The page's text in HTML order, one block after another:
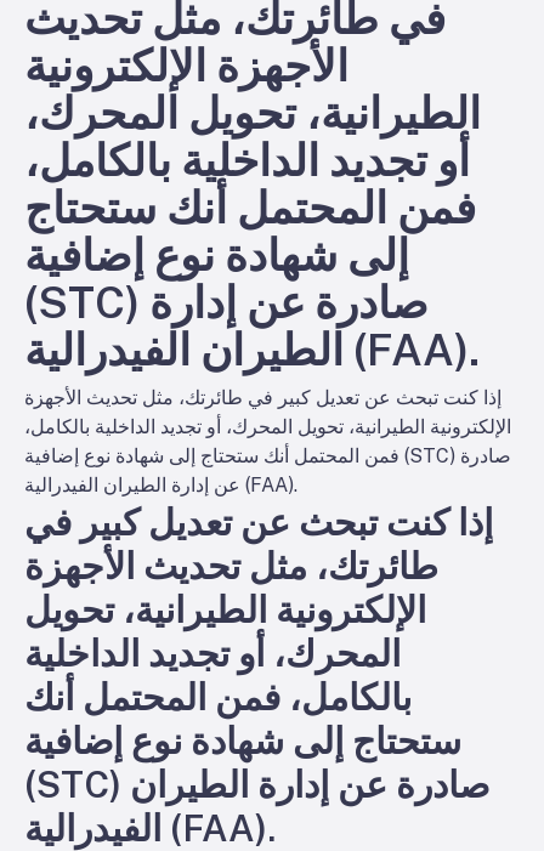
في طائرتك، مثل تحديث
الأجهزة الإلكترونية
الطيرانية، تحويل المحرك،
أو تجديد الداخلية بالكامل،
فمن المحتمل أنك ستحتاج
إلى شهادة نوع إضافية
(STC) صادرة عن إدارة
الطيران الفيدرالية (FAA).
إذا كنت تبحث عن تعديل كبير في طائرتك، مثل تحديث الأجهزة
الإلكترونية الطيرانية، تحويل المحرك، أو تجديد الداخلية بالكامل،
فمن المحتمل أنك ستحتاج إلى شهادة نوع إضافية (STC) صادرة
عن إدارة الطيران الفيدرالية (FAA).
إذا كنت تبحث عن تعديل كبير في
طائرتك، مثل تحديث الأجهزة
الإلكترونية الطيرانية، تحويل
المحرك، أو تجديد الداخلية
بالكامل، فمن المحتمل أنك
ستحتاج إلى شهادة نوع إضافية
(STC) صادرة عن إدارة الطيران
الفيدرالية (FAA).